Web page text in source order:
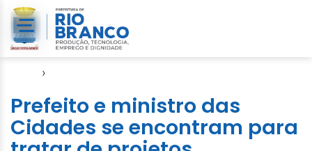
›
Prefeito e ministro das
Cidades se encontram para